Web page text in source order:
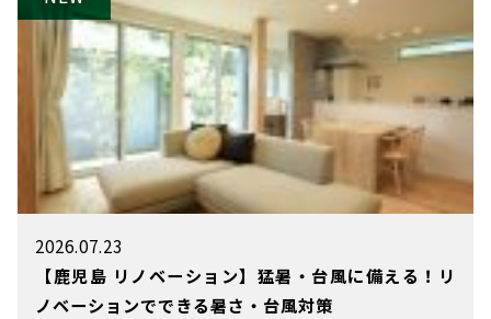
2026.07.23
【鹿児島 リノベーション】猛暑・台風に備える！リ
ノベーションでできる暑さ・台風対策